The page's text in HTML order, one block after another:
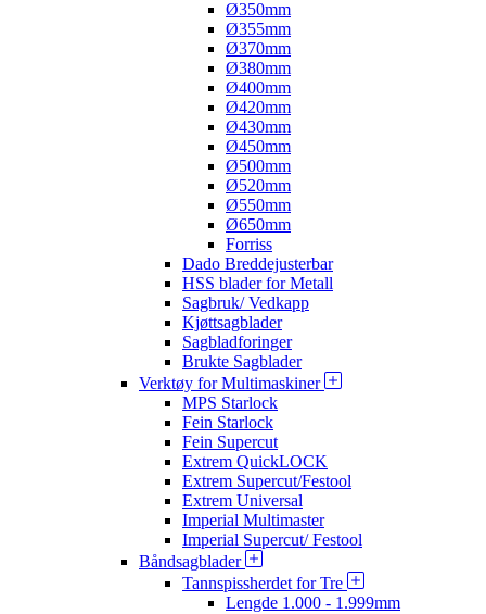
Ø350mm
Ø355mm
Ø370mm
Ø380mm
Ø400mm
Ø420mm
Ø430mm
Ø450mm
Ø500mm
Ø520mm
Ø550mm
Ø650mm
Forriss
Dado Breddejusterbar
HSS blader for Metall
Sagbruk/ Vedkapp
Kjøttsagblader
Sagbladforinger
Brukte Sagblader
Verktøy for Multimaskiner
MPS Starlock
Fein Starlock
Fein Supercut
Extrem QuickLOCK
Extrem Supercut/Festool
Extrem Universal
Imperial Multimaster
Imperial Supercut/ Festool
Båndsagblader
Tannspissherdet for Tre
Lengde 1.000 - 1.999mm